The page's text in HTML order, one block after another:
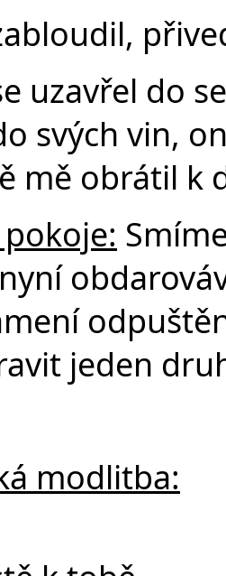
uzavřel do
svých vin,
mě obrátil k
jeden
modlitba: